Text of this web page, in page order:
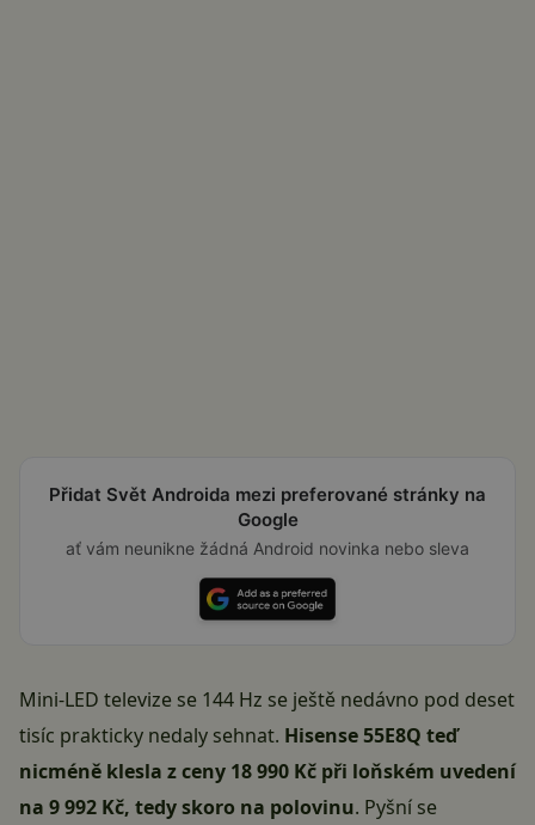
Přidat Svět Androida mezi preferované stránky na
Google
ať vám neunikne žádná Android novinka nebo sleva
Mini-LED televize se 144 Hz se ještě nedávno pod deset
tisíc prakticky nedaly sehnat. Hisense 55E8Q teď
nicméně klesla z ceny 18 990 Kč při loňském uvedení
na 9 992 Kč, tedy skoro na polovinu. Pyšní se